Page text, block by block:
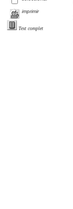
imprimir
Text complet